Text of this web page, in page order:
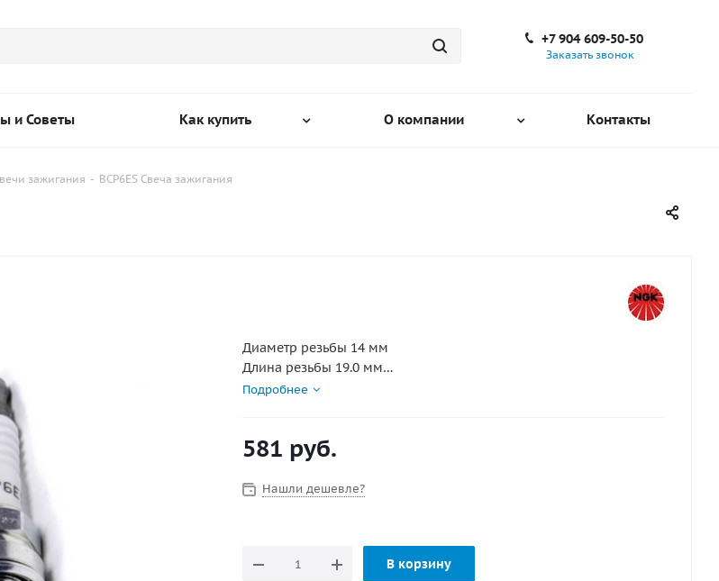
+7 904 609-50-50
Заказать звонок
и Советы Как купить О компании Контакты
зажигания - BCP6ES Свеча зажигания
Диаметр резьбы 14 мм
Длина резьбы 19.0 мм
Калильное число 6
Маркировка BCP6ES
Межэлектродный зазор 0.8 мм
Раствор шестигранного ключа 16.0 мм
Подробнее
581 руб.
Нашли дешевле?
В корзину